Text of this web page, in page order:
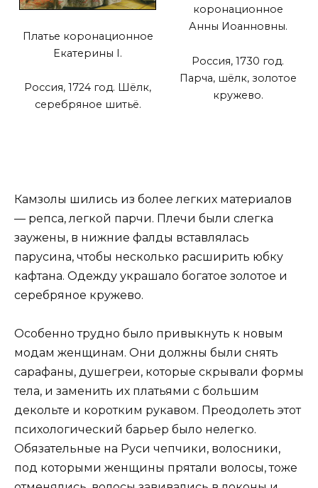
Платье коронационное
Екатерины I.
Россия, 1724 год. Шёлк,
серебряное шитьё.
коронационное
Анны Иоанновны.
Россия, 1730 год.
Парча, шёлк, золотое
кружево.
Камзолы шились из более легких материалов
— репса, легкой парчи. Плечи были слегка
заужены, в нижние фалды вставлялась
парусина, чтобы несколько расширить юбку
кафтана. Одежду украшало богатое золотое и
серебряное кружево.
Особенно трудно было привыкнуть к новым
модам женщинам. Они должны были снять
сарафаны, душегреи, которые скрывали формы
тела, и заменить их платьями с большим
декольте и коротким рукавом. Преодолеть этот
психологический барьер было нелегко.
Обязательные на Руси чепчики, волосники,
под которыми женщины прятали волосы, тоже